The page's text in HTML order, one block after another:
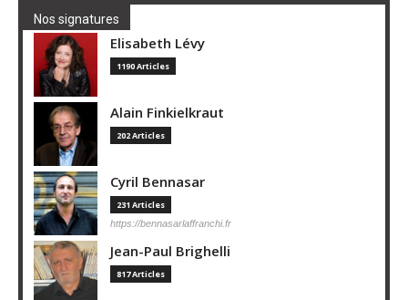
Nos signatures
Elisabeth Lévy
1190 Articles
Alain Finkielkraut
202 Articles
Cyril Bennasar
231 Articles
https://bennasarlaffranchi.fr
Jean-Paul Brighelli
817 Articles